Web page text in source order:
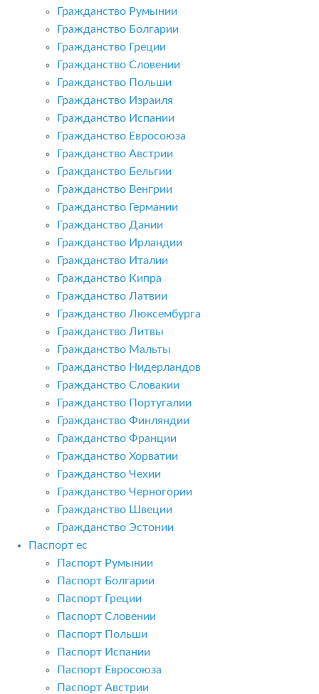
Гражданство Румынии
Гражданство Болгарии
Гражданство Греции
Гражданство Словении
Гражданство Польши
Гражданство Израиля
Гражданство Испании
Гражданство Евросоюза
Гражданство Австрии
Гражданство Бельгии
Гражданство Венгрии
Гражданство Германии
Гражданство Дании
Гражданство Ирландии
Гражданство Италии
Гражданство Кипра
Гражданство Латвии
Гражданство Люксембурга
Гражданство Литвы
Гражданство Мальты
Гражданство Нидерландов
Гражданство Словакии
Гражданство Португалии
Гражданство Финляндии
Гражданство Франции
Гражданство Хорватии
Гражданство Чехии
Гражданство Черногории
Гражданство Швеции
Гражданство Эстонии
Паспорт ес
Паспорт Румынии
Паспорт Болгарии
Паспорт Греции
Паспорт Словении
Паспорт Польши
Паспорт Испании
Паспорт Евросоюза
Паспорт Австрии